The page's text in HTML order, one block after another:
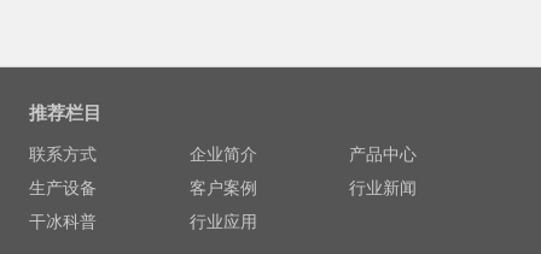
推荐栏目
联系方式 企业简介
产品中心
生产设备
客户案例
行业新闻
干冰科普
行业应用